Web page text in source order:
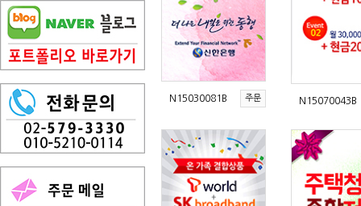
N15030081B 주문 N15070043B